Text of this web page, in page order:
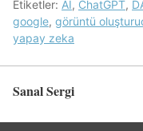
Etiketler: AI, ChatGPT,
google, görüntü
yapay zeka
Sanal Sergi